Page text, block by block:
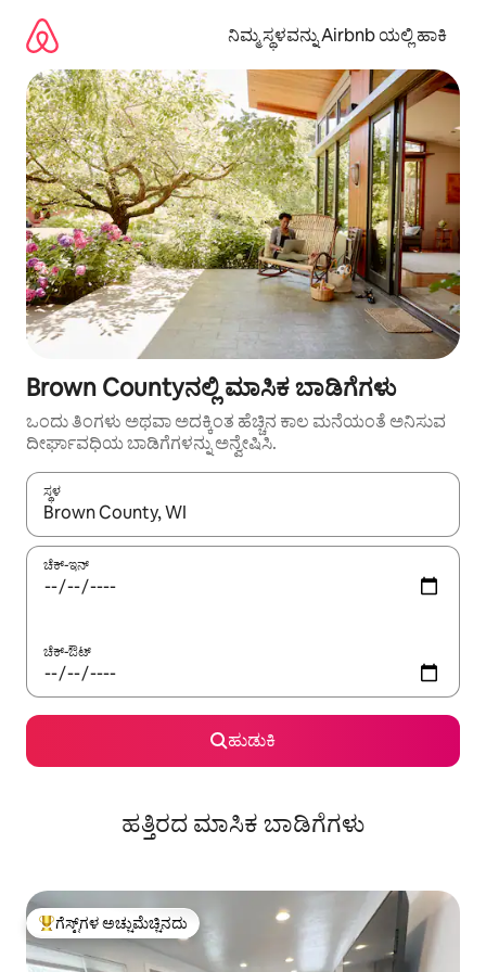
ಹೋಗಿ
ನಿಮ್ಮ ಸ್ಥಳವನ್ನು Airbnb ಯಲ್ಲಿ ಹಾಕಿ
Brown Countyನಲ್ಲಿ ಮಾಸಿಕ ಬಾಡಿಗೆಗಳು
ಒಂದು ತಿಂಗಳು ಅಥವಾ ಅದಕ್ಕಿಂತ ಹೆಚ್ಚಿನ ಕಾಲ ಮನೆಯಂತೆ ಅನಿಸುವ
ದೀರ್ಘಾವಧಿಯ ಬಾಡಿಗೆಗಳನ್ನು ಅನ್ವೇಷಿಸಿ.
ಸ್ಥಳ
ಫಲಿತಾಂಶಗಳು ಲಭ್ಯವಿರುವಾಗ, ಅಪ್ ಮತ್ತು ಡೌನ್ ಬಾಣದ ಕೀಲಿಗಳೊಂದಿಗೆ
ಚೆಕ್-ಇನ್
ಚೆಕ್-ಔಟ್
ಹುಡುಕಿ
ಹತ್ತಿರದ ಮಾಸಿಕ ಬಾಡಿಗೆಗಳು
ಗೆಸ್ಟ್‌ಗಳಿಗೆ ಅತಿ ಹೆಚ್ಚು ಅಚ್ಚುಮೆಚ್ಚಿನದು
ಗೆಸ್ಟ್‌ಗಳ ಅಚ್ಚುಮೆಚ್ಚಿನದು